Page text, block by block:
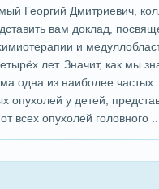
Георгий Дмитриевич,
вам доклад,
и
лет. Значит, как мы
одна из наиболее частых
опухолей у детей,
всех опухолей головного ...